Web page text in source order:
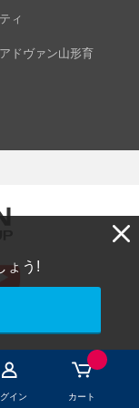
イン カート
ょう!
ィ
ドヴァン山形育